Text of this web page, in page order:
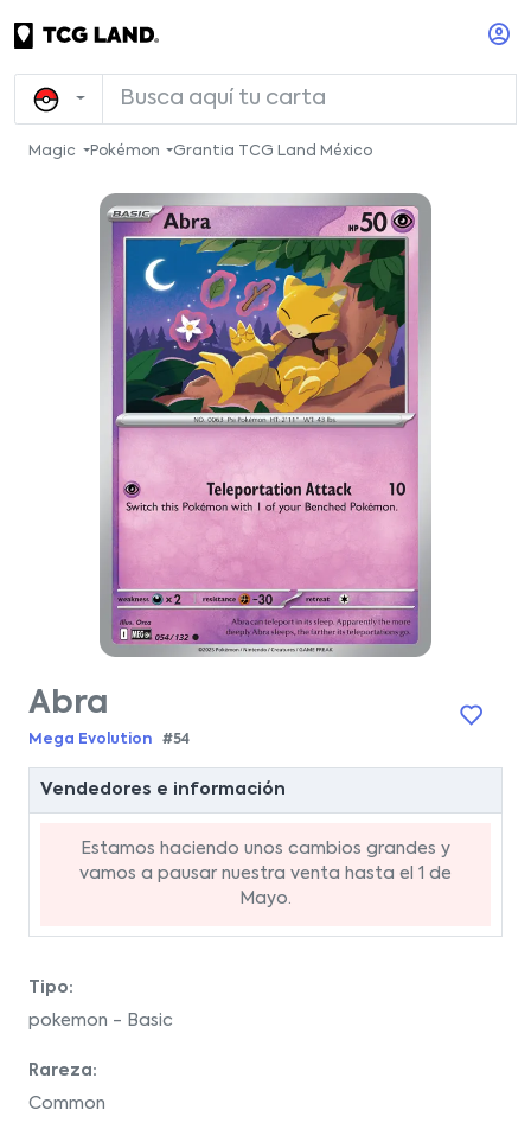
Magic Pokémon Grantia TCG Land México
Abra
Mega Evolution #54
Vendedores e información
Estamos haciendo unos cambios grandes y
vamos a pausar nuestra venta hasta el 1 de
Mayo.
Tipo:
pokemon - Basic
Rareza:
Common